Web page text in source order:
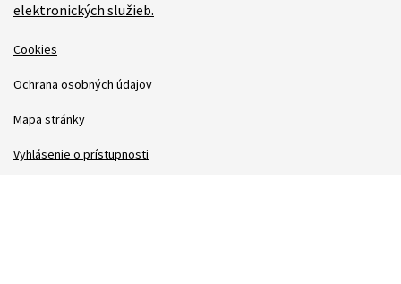
elektronických služieb.
Cookies
Ochrana osobných údajov
Mapa stránky
Vyhlásenie o prístupnosti